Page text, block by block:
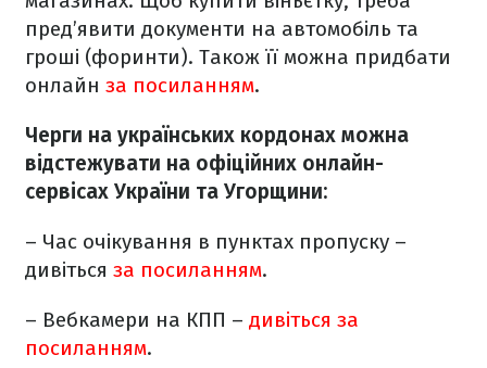
пред’явити документи на автомобіль та
гроші (форинти). Також її можна придбати
онлайн за посиланням.
Черги на українських кордонах можна
відстежувати на офіційних онлайн-
сервісах України та Угорщини:
– Час очікування в пунктах пропуску –
дивіться за посиланням.
– Вебкамери на КПП – дивіться за
посиланням.